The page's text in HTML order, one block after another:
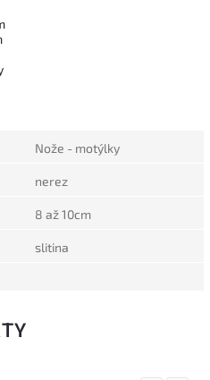
Nože - motýlky
nerez
8 až 10cm
slitina